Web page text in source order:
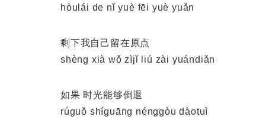
hòulái de nǐ yuè fēi yuè yuǎn
剩下我自己留在原点
shèng xià wǒ zìjǐ liú zài yuándiǎn
如果 时光能够倒退
rúguǒ shíguāng nénggòu dàotuì